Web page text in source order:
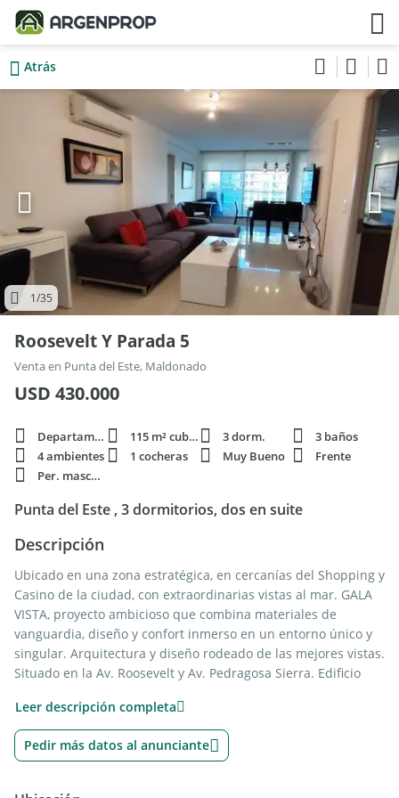
Atrás
1/35
Roosevelt Y Parada 5
Venta en Punta del Este, Maldonado
USD 430.000
Departamento 115 m² cubie. 3 dorm.
3 baños
4 ambientes
1 cocheras Muy Bueno
Frente
Per. mascota
Punta del Este , 3 dormitorios, dos en suite
Descripción
Ubicado en una zona estratégica, en cercanías del Shopping y
Casino de la ciudad, con extraordinarias vistas al mar. GALA
VISTA, proyecto ambicioso que combina materiales de
vanguardia, diseño y confort inmerso en un entorno único y
singular. Arquitectura y diseño rodeado de las mejores vistas.
Situado en la Av. Roosevelt y Av. Pedragosa Sierra. Edificio
Telefonía centralizada con conexión entre unidades. 3
Ascensores de alta velocidad principales y 1 de servicio de
grandes dimensiones, con sus respectivos palieres desde
las 24 hs. Servicio de mucamas. Calidad y diseño. Aberturas
Leer descripción completa
Pedir más datos al anunciante